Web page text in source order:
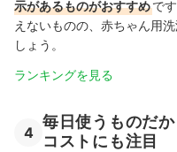
示があるものがおすすめです
えないものの、赤ちゃん用
しょう。
ランキングを見る
4
毎日使うものだ
コストにも注目